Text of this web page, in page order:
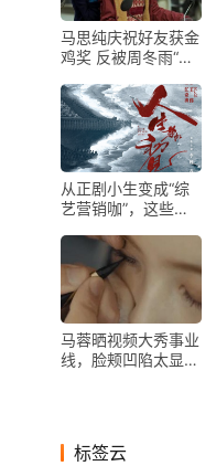
马思纯庆祝好友获金
鸡奖 反被周冬雨“讹
从正剧小生变成“综
艺营销咖”，这些年
什么？
马蓉晒视频大秀事业
线，脸颊凹陷太显
标签云